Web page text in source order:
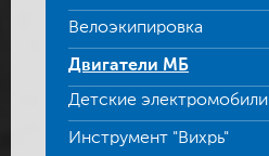
Велоэкипировка
Двигатели МБ
Детские электромобили
Инструмент "Вихрь"